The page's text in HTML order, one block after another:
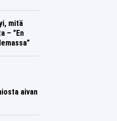
mitä
– ”En
aivan